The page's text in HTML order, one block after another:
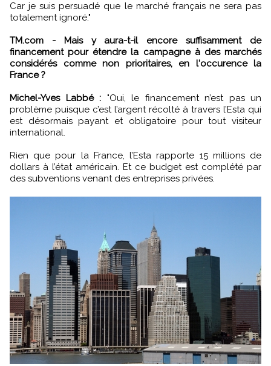
Car je suis persuadé que le marché français ne sera pas
totalement ignoré."
TM.com - Mais y aura-t-il encore suffisamment de
financement pour étendre la campagne à des marchés
considérés comme non prioritaires, en l'occurence la
France ?
Michel-Yves Labbé : "Oui, le financement n’est pas un
problème puisque c’est l’argent récolté à travers l’Esta qui
est désormais payant et obligatoire pour tout visiteur
international.
Rien que pour la France, l’Esta rapporte 15 millions de
dollars à l’état américain. Et ce budget est complété par
des subventions venant des entreprises privées.